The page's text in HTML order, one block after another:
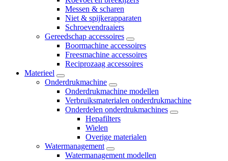
Messen & scharen
Niet & spijkerapparaten
Schroevendraaiers
Gereedschap accessoires
Boormachine accessoires
Freesmachine accessoires
Reciprozaag accessoires
Materieel
Onderdrukmachine
Onderdrukmachine modellen
Verbruiksmaterialen onderdrukmachine
Onderdelen onderdrukmachines
Hepafilters
Wielen
Overige materialen
Watermanagement
Watermanagement modellen